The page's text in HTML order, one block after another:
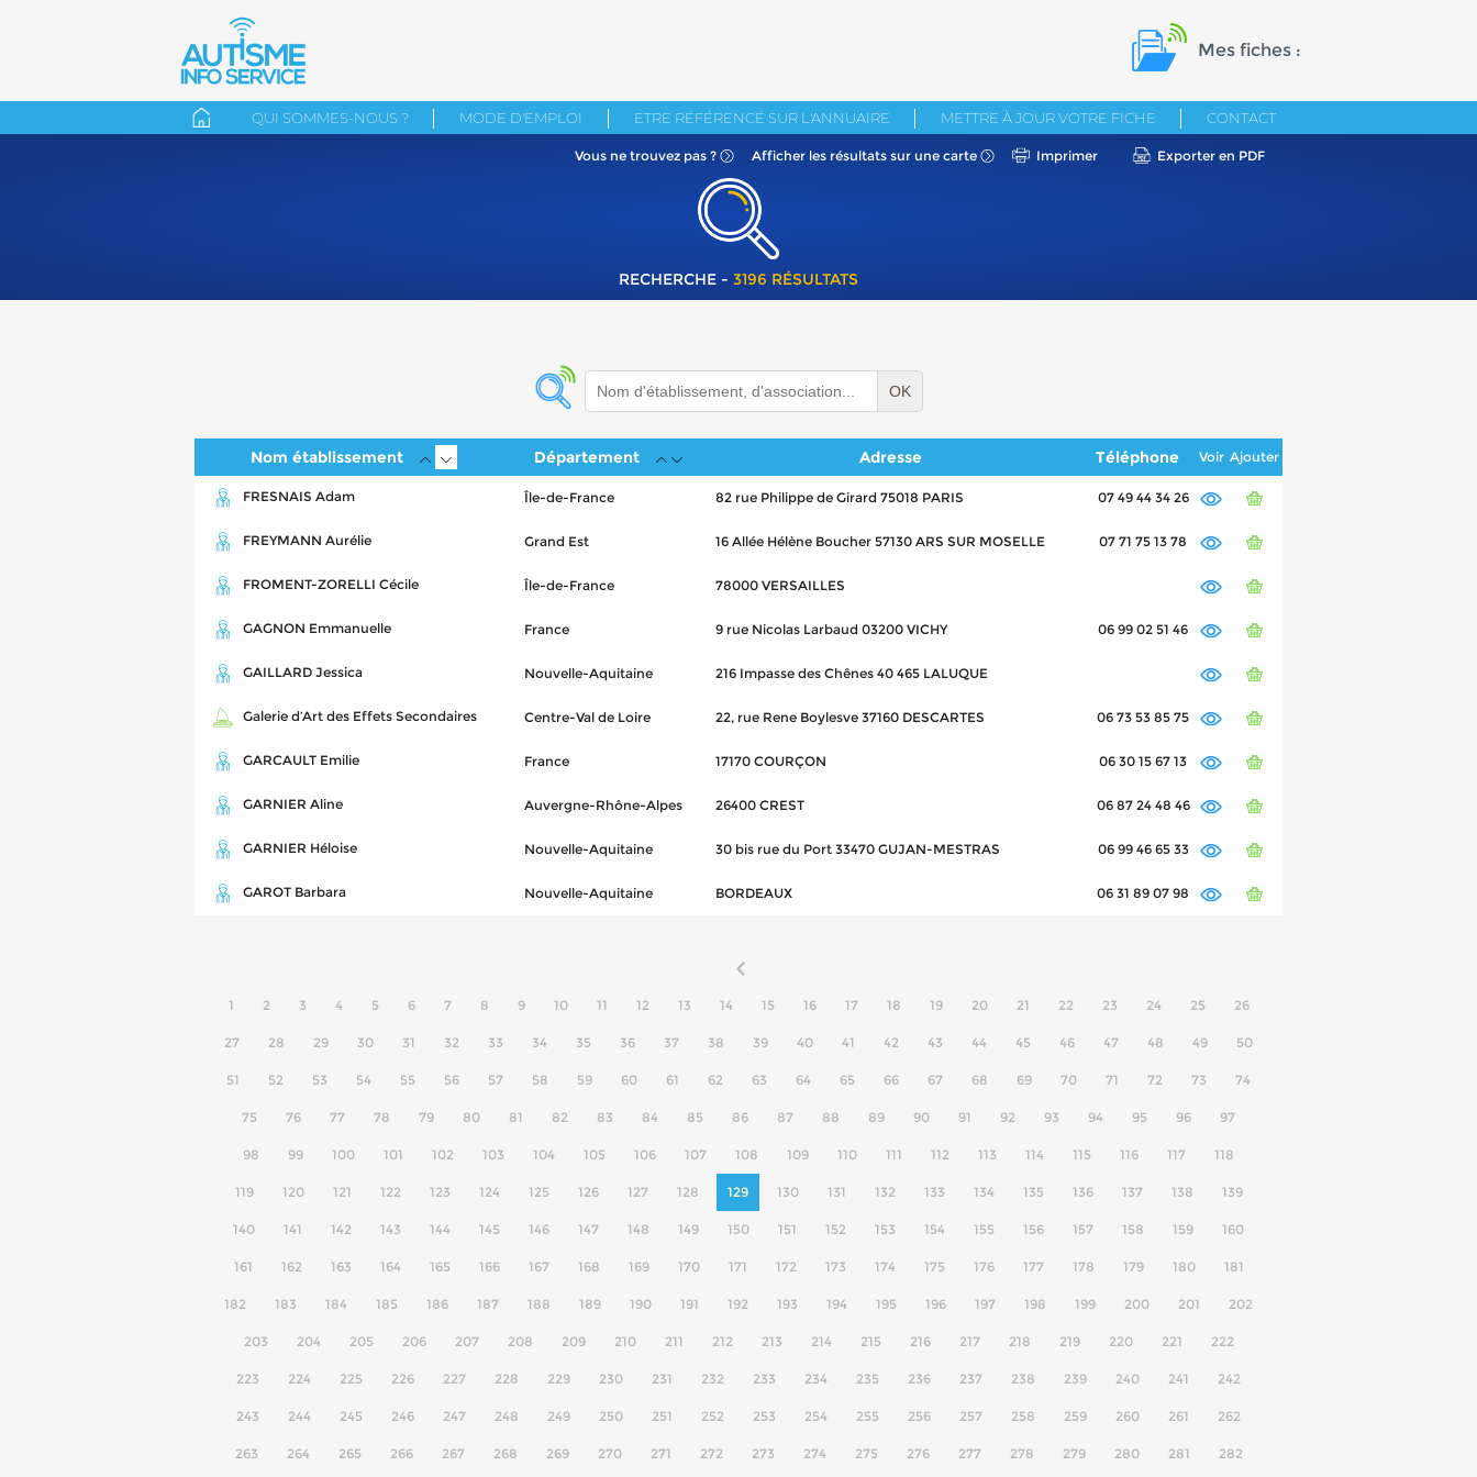
Mes fiches :
QUI SOMMES-NOUS ? MODE D'EMPLOI ETRE RÉFÉRENCÉ SUR L'ANNUAIRE METTRE À JOUR VOTRE FICHE CONTACT
Vous ne trouvez pas ? Afficher les résultats sur une carte Imprimer Exporter en PDF
RECHERCHE - 3196 RÉSULTATS
OK
Nom établissement Département Adresse Téléphone Voir Ajouter
FRESNAIS Adam Île-de-France 82 rue Philippe de Girard 75018 PARIS 07 49 44 34 26
FREYMANN Aurélie Grand Est 16 Allée Hélène Boucher 57130 ARS SUR MOSELLE 07 71 75 13 78
FROMENT-ZORELLI Cécile Île-de-France 78000 VERSAILLES
GAGNON Emmanuelle France 9 rue Nicolas Larbaud 03200 VICHY 06 99 02 51 46
GAILLARD Jessica Nouvelle-Aquitaine 216 Impasse des Chênes 40 465 LALUQUE
Galerie d’Art des Effets Secondaires Centre-Val de Loire 22, rue Rene Boylesve 37160 DESCARTES 06 73 53 85 75
GARCAULT Emilie France 17170 COURÇON 06 30 15 67 13
GARNIER Aline Auvergne-Rhône-Alpes 26400 CREST 06 87 24 48 46
GARNIER Héloise Nouvelle-Aquitaine 30 bis rue du Port 33470 GUJAN-MESTRAS 06 99 46 65 33
GAROT Barbara Nouvelle-Aquitaine BORDEAUX 06 31 89 07 98
1 2 3 4 5 6 7 8 9 10 11 12 13 14 15 16 17 18 19 20 21 22 23 24 25 26
27 28 29 30 31 32 33 34 35 36 37 38 39 40 41 42 43 44 45 46 47 48 49 50
51 52 53 54 55 56 57 58 59 60 61 62 63 64 65 66 67 68 69 70 71 72 73 74
75 76 77 78 79 80 81 82 83 84 85 86 87 88 89 90 91 92 93 94 95 96 97
98 99 100 101 102 103 104 105 106 107 108 109 110 111 112 113 114 115 116 117 118
119 120 121 122 123 124 125 126 127 128 129 130 131 132 133 134 135 136 137 138 139
140 141 142 143 144 145 146 147 148 149 150 151 152 153 154 155 156 157 158 159 160
161 162 163 164 165 166 167 168 169 170 171 172 173 174 175 176 177 178 179 180 181
182 183 184 185 186 187 188 189 190 191 192 193 194 195 196 197 198 199 200 201 202
203 204 205 206 207 208 209 210 211 212 213 214 215 216 217 218 219 220 221 222
223 224 225 226 227 228 229 230 231 232 233 234 235 236 237 238 239 240 241 242
243 244 245 246 247 248 249 250 251 252 253 254 255 256 257 258 259 260 261 262
263 264 265 266 267 268 269 270 271 272 273 274 275 276 277 278 279 280 281 282